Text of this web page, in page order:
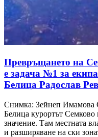
Превръщането на
е задача №1 за
Белица Радослав
Снимка: Зейнеп Имамова
Белица курортът Семково
значение. Там местната
и разширяване на ски